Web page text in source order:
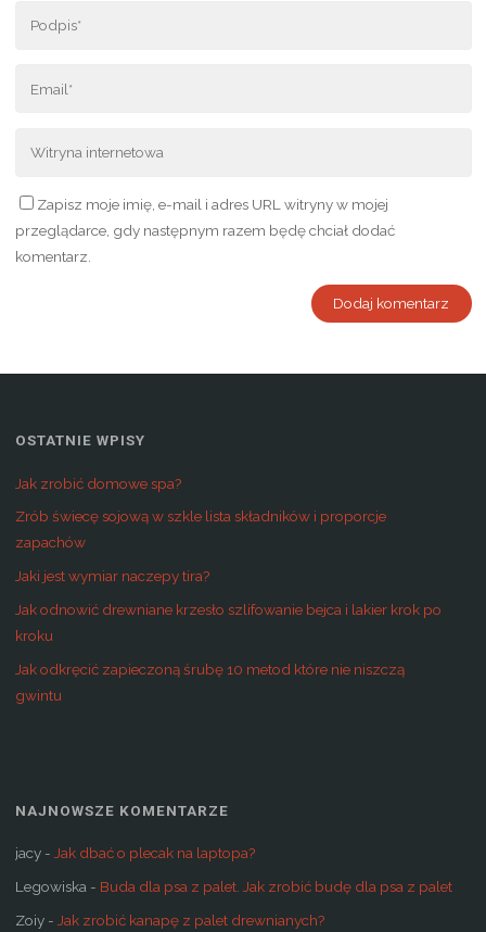
Zapisz moje imię, e-mail i adres URL witryny w mojej
przeglądarce, gdy następnym razem będę chciał dodać
komentarz.
OSTATNIE WPISY
Jak zrobić domowe spa?
Zrób świecę sojową w szkle lista składników i proporcje
zapachów
Jaki jest wymiar naczepy tira?
Jak odnowić drewniane krzesło szlifowanie bejca i lakier krok po
kroku
Jak odkręcić zapieczoną śrubę 10 metod które nie niszczą
gwintu
NAJNOWSZE KOMENTARZE
jacy- Jak dbać o plecak na laptopa?
Legowiska - Buda dla psa z palet. Jak zrobić budę dla psa z palet
Zoiy- Jak zrobić kanapę z palet drewnianych?